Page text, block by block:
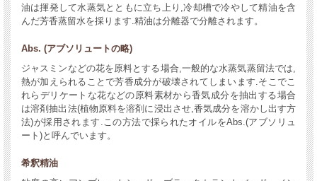
油は揮発して水蒸気とともに立ち上り,冷却槽で冷やして精油を含
んだ芳香蒸留水を採ります.精油は分離器で分離されます。
Abs. (アブソリュートの略)
ジャスミンなどの花を原料とする場合,一般的な水蒸気蒸留法では,
熱が加えられることで芳香成分が破壊されてしまいます.そこでこ
れらデリケートな花などの原料素材から香気成分を抽出する場合
は溶剤抽出法(植物原料を溶剤に浸出させ,香気成分を溶かし出す方
法)が採用されます.この方法で採られたオイルをAbs.(アブソリュ
ート)と呼んでいます。
希釈精油